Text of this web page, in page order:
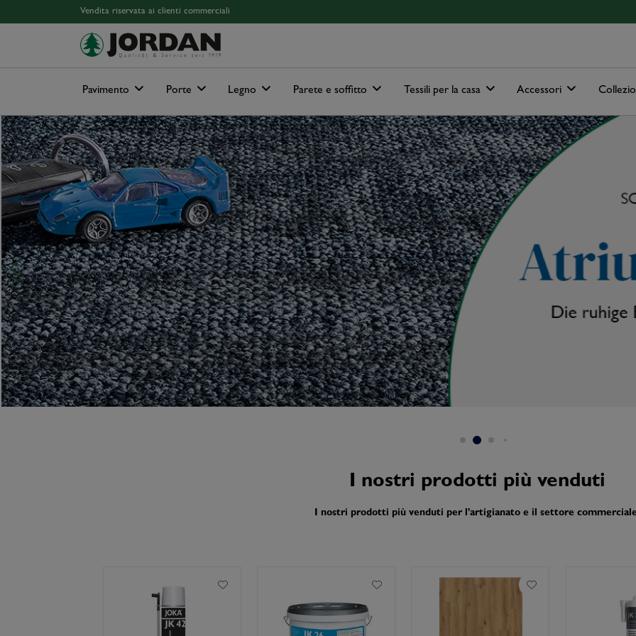
Skip to main content Skip to page header Skip to page footer
Vendita riservata ai clienti commerciali
Pavimento Porte Legno Parete e soffitto Tessili per la casa Accessori
I nostri prodotti più venduti
I nostri prodotti più venduti per l'artigianato e il settore